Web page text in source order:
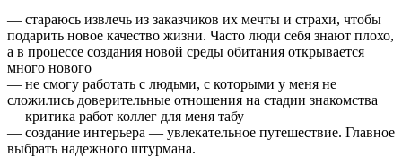
— стараюсь извлечь из заказчиков их мечты и страхи, чтобы
подарить новое качество жизни. Часто люди себя знают плохо,
а в процессе создания новой среды обитания открывается
много нового
— не смогу работать с людьми, с которыми у меня не
сложились доверительные отношения на стадии знакомства
— критика работ коллег для меня табу
— создание интерьера — увлекательное путешествие. Главное
выбрать надежного штурмана.